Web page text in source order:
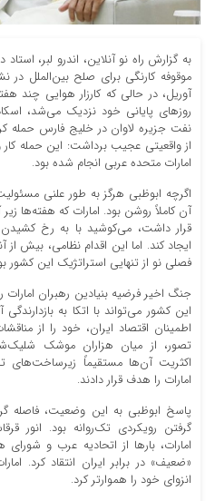
به گزارش راه نو آنلاین، اندرو لبر،
موقوفه کارنگی برای صلح بین‌الملل در
آوریل، در حالی که کارزار هوایی چند
روزهای پایانی خود نزدیک می‌شد،
نفت جزیره لاوان در خلیج فارس حمله
از واقعیتی عجیب برداشت: این حمله کار
امارات متحده عربی انجام شده بود.
اگرچه ابوظبی هرگز به طور علنی
آن کاملاً روشن بود. امارات که هفته‌ها
قرار داشت، می‌کوشید با به رخ کشیدن
ایجاد کند. اما این اقدام نظامی، بیش از
فصلی نو از تنهایی استراتژیک این کشور
جنگ اخیر فرضیه بنیادین رهبران
این کشور می‌تواند با اتکا به
اطمینان اقتصاد ایران، خود را از
تصور، از میان هزاران موشک
اکثریت آن‌ها مستقیماً زیرساخت‌های
امارات را هدف قرار دادند.
پاسخ ابوظبی به این وضعیت، فاصله
گرفتن رویکردی تک‌روانه بود. انور
امارات، بارها از اتحادیه عرب و
«ضعیف» در برابر ایران انتقاد کرد.
انزوای خود را هموارتر کرد.